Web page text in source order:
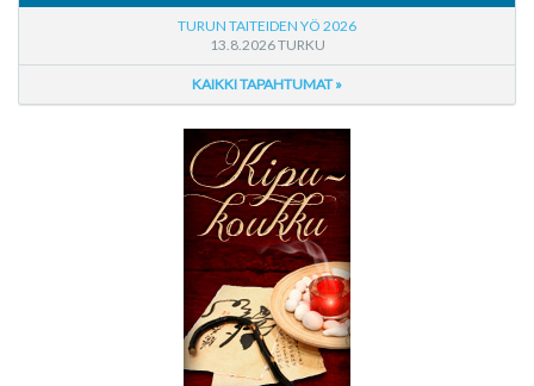
TURUN TAITEIDEN YÖ 2026
13.8.2026 TURKU
KAIKKI TAPAHTUMAT »